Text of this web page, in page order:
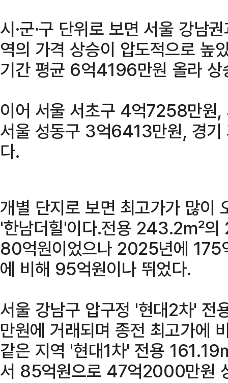
시·군·구 단위로 보면 서울 강남
역의 가격 상승이 압도적으로 높
기간 평균 6억4196만원 올라 상
이어 서울 서초구 4억7258만
서울 성동구 3억6413만원, 경
다.
개별 단지로 보면 최고가가 많이
'한남더힐'이다.전용 243.2㎡의
80억원이었으나 2025년에 175
에 비해 95억원이나 뛰었다.
서울 강남구 압구정 '현대2차'
만원에 거래되며 종전 최고가
같은 지역 '현대1차' 전용
서 85억원으로 47억2000만원